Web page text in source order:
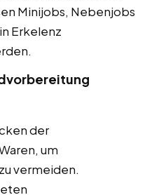
Minijobs, Nebenjobs
Erkelenz
der
um
vermeiden.